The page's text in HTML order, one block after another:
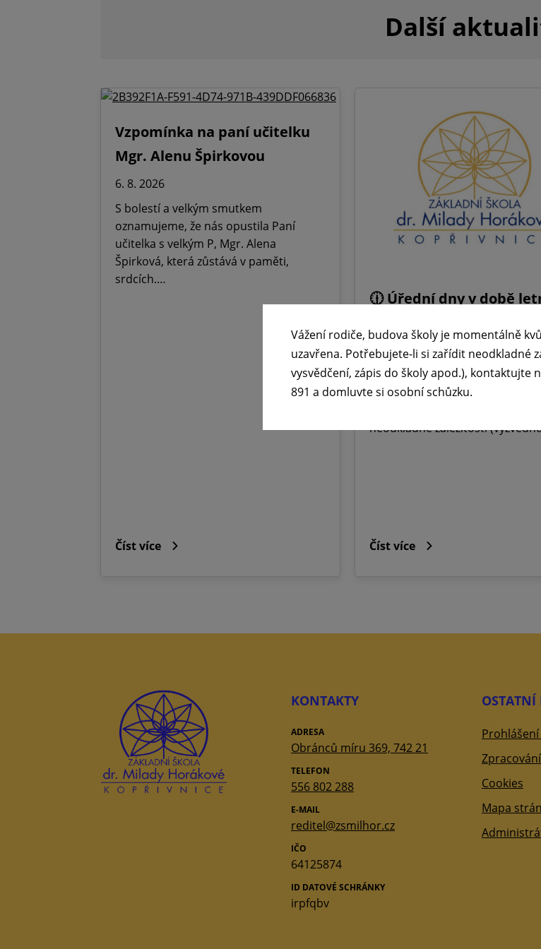
Další
Vzpomínka na paní učitelku
Mgr. Alenu Špirkovou
6. 8. 2026
S bolestí a velkým smutkem
oznamujeme, že nás opustila Paní
učitelka s velkým P, Mgr. Alena
Špirková, která zůstává v paměti,
srdcích.…
Číst více
🕧 Úřední dny v době
29. 6. 2026
Vážení rodiče, budova školy je
momentálně kvůli rekonstrukci
neodkladné záležitosti
Číst více
KONTAKTY
ADRESA
Obránců míru 369, 742 21
TELEFON
556 802 288
E-MAIL
reditel@zsmilhor.cz
IČO
64125874
ID DATOVÉ SCHRÁNKY
irpfqbv
OSTATNÍ
Cookies
Mapa
Vážení rodiče, budova školy je momentálně
uzavřena. Potřebujete-li si zařídit neodkladné
vysvědčení, zápis do školy apod.), kontaktujte
891 a domluvte si osobní schůzku.